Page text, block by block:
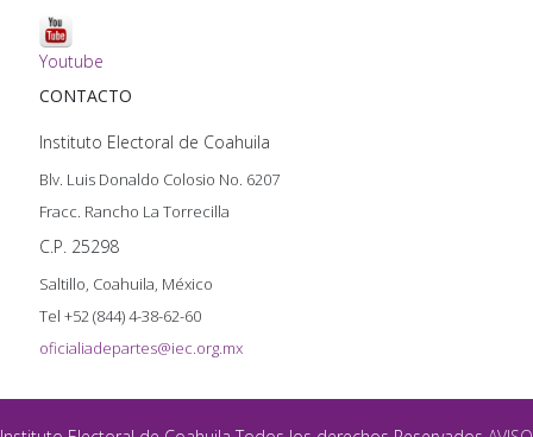
Youtube
CONTACTO
Instituto Electoral de Coahuila
Blv. Luis Donaldo Colosio No. 6207
Fracc. Rancho La Torrecilla
C.P. 25298
Saltillo, Coahuila, México
Tel +52 (844) 4-38-62-60
oficialiadepartes@iec.org.mx